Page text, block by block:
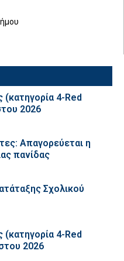
4-Red
2026
Απαγορεύεται η
πανίδας
Σχολικού
4-Red
2026